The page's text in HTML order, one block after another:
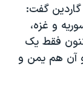
گفت:
و غزه،
فقط یک
و آن هم یمن و